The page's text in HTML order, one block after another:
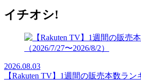
イチオシ!
2026.08.03
【Rakuten TV】1週間の販売本数ラン